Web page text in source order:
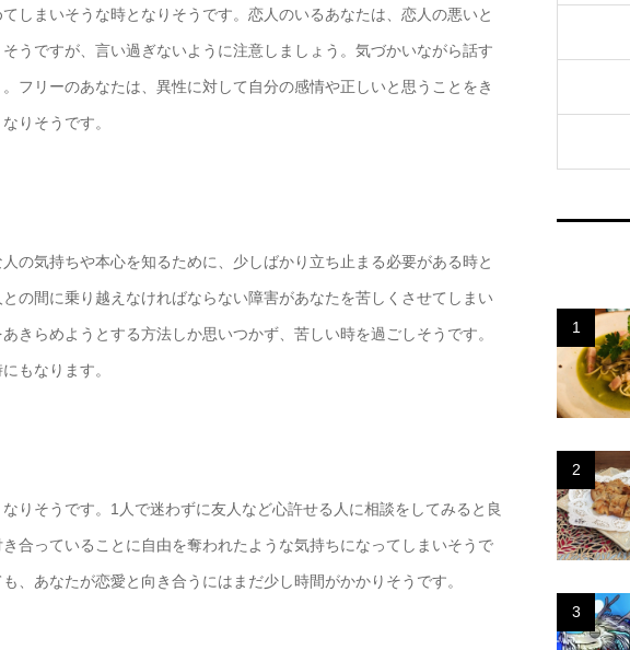
しまいそうな時となりそうです。恋人のいるあなたは、恋人の悪いと
うですが、言い過ぎないように注意しましょう。気づかいながら話す
フリーのあなたは、異性に対して自分の感情や正しいと思うことをき
りそうです。
の気持ちや本心を知るために、少しばかり立ち止まる必要がある時と
の間に乗り越えなければならない障害があなたを苦しくさせてしまい
きらめようとする方法しか思いつかず、苦しい時を過ごしそうです。
もなります。
りそうです。1人で迷わずに友人など心許せる人に相談をしてみると良
合っていることに自由を奪われたような気持ちになってしまいそうで
、あなたが恋愛と向き合うにはまだ少し時間がかかりそうです。
1
2
3